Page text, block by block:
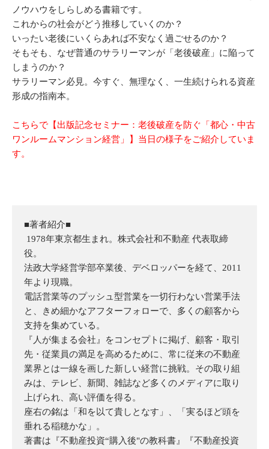
ノウハウをしらしめる書籍です。
これからの社会がどう推移していくのか？
いったい老後にいくらあれば不安なく過ごせるのか？
そもそも、なぜ普通のサラリーマンが「老後破産」に陥って
しまうのか？
サラリーマン必見。今すぐ、無理なく、一生続けられる資産
形成の指南本。
こちらで【出版記念セミナー：老後破産を防ぐ「都心・中古
ワンルームマンション経営」】当日の様子をご紹介していま
す。
■著者紹介■
1978年東京都生まれ。株式会社和不動産 代表取締
役。
法政大学経営学部卒業後、デベロッパーを経て、2011
年より現職。
電話営業等のプッシュ型営業を一切行わない営業手法
と、きめ細かなアフターフォローで、多くの顧客から
支持を集めている。
『人が集まる会社』をコンセプトに掲げ、顧客・取引
先・従業員の満足を高めるために、常に従来の不動産
業界とは一線を画した新しい経営に挑戦。その取り組
みは、テレビ、新聞、雑誌など多くのメディアに取り
上げられ、高い評価を得る。
座右の銘は「和を以て貴しとなす」、「実るほど頭を
垂れる稲穂かな」。
著書は『不動産投資“購入後"の教科書』『不動産投資